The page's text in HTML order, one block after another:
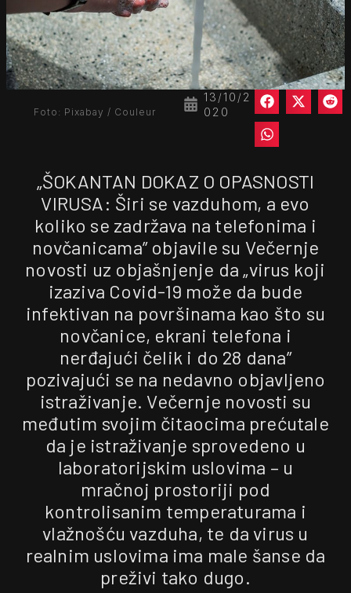
13/10/2
020
Foto: Pixabay / Couleur
„ŠOKANTAN DOKAZ O OPASNOSTI
VIRUSA: Širi se vazduhom, a evo
koliko se zadržava na telefonima i
novčanicama” objavile su Večernje
novosti uz objašnjenje da „virus koji
izaziva Covid-19 može da bude
infektivan na površinama kao što su
novčanice, ekrani telefona i
nerđajući čelik i do 28 dana”
pozivajući se na nedavno objavljeno
istraživanje. Večernje novosti su
međutim svojim čitaocima prećutale
da je istraživanje sprovedeno u
laboratorijskim uslovima – u
mračnoj prostoriji pod
kontrolisanim temperaturama i
vlažnošću vazduha, te da virus u
realnim uslovima ima male šanse da
preživi tako dugo.